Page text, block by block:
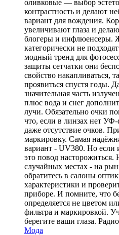
оливковые — выбор
контрастность и делают
вариант для вождения.
увеличивают глаза и
блогеры и инфлюенсеры.
категорически не
модный тренд для
защиты сетчатки они
свойство накапливаться,
проявиться спустя годы.
значительная часть
плюс вода и снег
лучи. Обязательно очки
что, если в линзах нет
даже отсутствие очков.
маркировку. Самая
вариант - UV380. Но если
это повод насторожиться.
случайных местах - на
обратитесь в салоны
характеристики и
приборе. И помните, что
определяется не цветом
фильтра и маркировкой.
берегите ваши глаза.
Мода